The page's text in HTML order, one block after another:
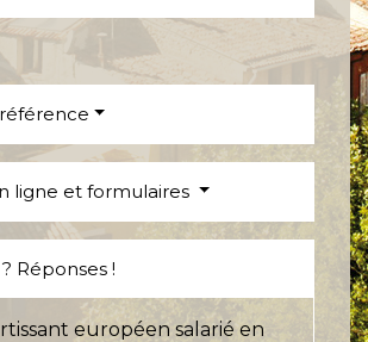
ligne et formulaires
Réponses !
européen salarié en